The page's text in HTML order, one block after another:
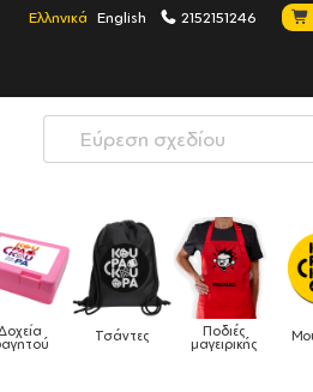
Ελληνικά English 2152151246
μαγειρικής Mousepad Μαξιλάρια
καναπέ